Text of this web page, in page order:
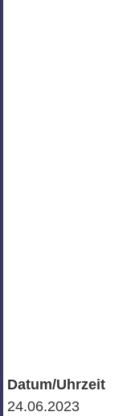
Datum/Uhrzeit
24.06.2023